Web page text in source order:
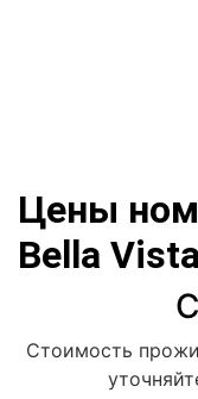
Цены
Bella Vista
Стоимость